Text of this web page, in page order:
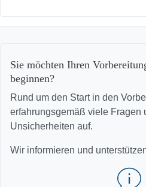
Sie möchten Ihren
beginnen?
Rund um den Start in den
erfahrungsgemäß viele Fragen
Unsicherheiten auf.
Wir informieren und